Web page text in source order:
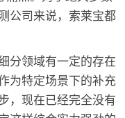
公司来说，索莱宝都
分领域有一定的存在
为特定场景下的补充
，现在已经完全没有